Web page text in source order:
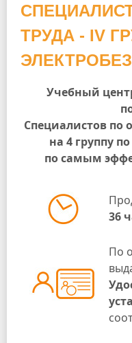
ТРУДА - IV
Учебный
Специалистов по
на 4 группу
по самым
36
По